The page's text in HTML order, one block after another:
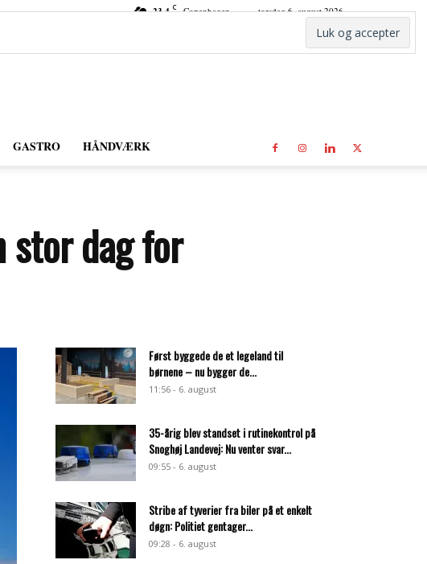
23.4 C Copenhagen torsdag 6. august 2026
GASTRO HÅNDVÆRK
stor dag for
Først byggede de et legeland til
børnene – nu bygger de...
11:56 - 6. august
35-årig blev standset i rutinekontrol på
Snoghøj Landevej: Nu venter svar...
09:55 - 6. august
Stribe af tyverier fra biler på et enkelt
døgn: Politiet gentager...
09:28 - 6. august